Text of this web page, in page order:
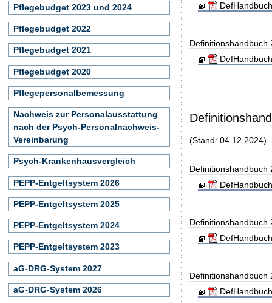
Definitionshandbuch
(Stand: 04.12.2024)
Definitionshandbuch
Definitionshandbuch
Definitionshandbuch
Pflegebudget 2023 und 2024
Pflegebudget 2022
Pflegebudget 2021
Pflegebudget 2020
Pflegepersonalbemessung
Nachweis zur Personalausstattung
nach der Psych-Personalnachweis-
Vereinbarung
Psych-Krankenhausvergleich
PEPP-Entgeltsystem 2026
PEPP-Entgeltsystem 2025
PEPP-Entgeltsystem 2024
PEPP-Entgeltsystem 2023
aG-DRG-System 2027
aG-DRG-System 2026